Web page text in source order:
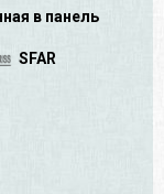
в панель
SFAR